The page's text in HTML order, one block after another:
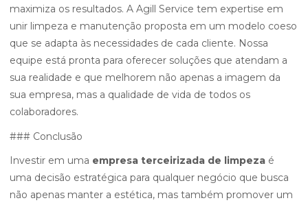
maximiza os resultados. A Agill Service tem expertise em
unir limpeza e manutenção proposta em um modelo coeso
que se adapta às necessidades de cada cliente. Nossa
equipe está pronta para oferecer soluções que atendam a
sua realidade e que melhorem não apenas a imagem da
sua empresa, mas a qualidade de vida de todos os
colaboradores.
### Conclusão
Investir em uma empresa terceirizada de limpeza é
uma decisão estratégica para qualquer negócio que busca
não apenas manter a estética, mas também promover um